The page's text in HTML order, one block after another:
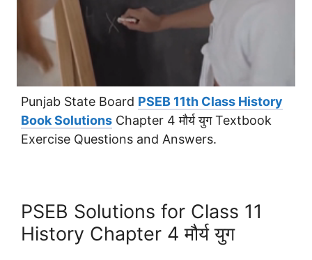
Punjab State Board PSEB 11th Class History
Book Solutions Chapter 4 मौर्य युग Textbook
Exercise Questions and Answers.
PSEB Solutions for Class 11
History Chapter 4 मौर्य युग